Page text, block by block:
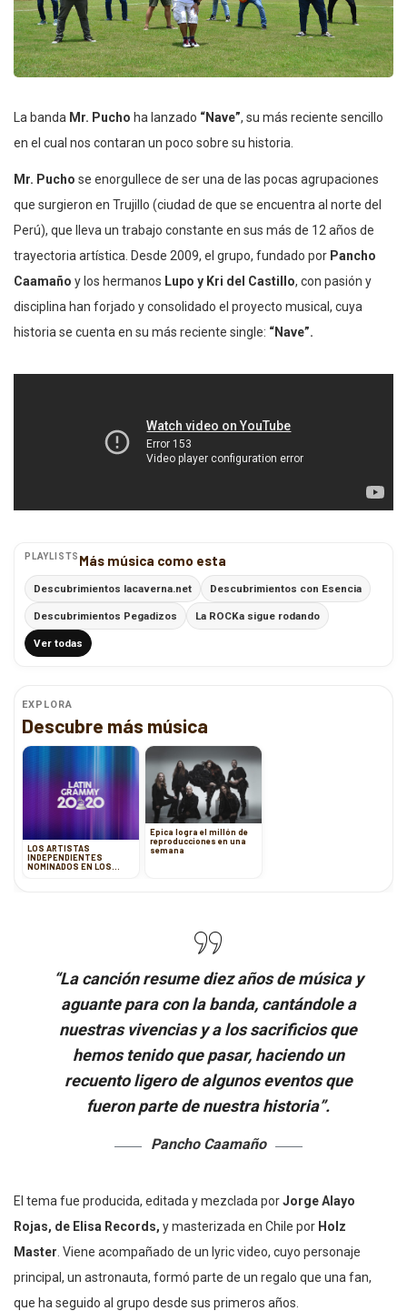
La banda Mr. Pucho ha lanzado “Nave”, su más reciente sencillo
en el cual nos contaran un poco sobre su historia.
Mr. Pucho se enorgullece de ser una de las pocas agrupaciones
que surgieron en Trujillo (ciudad de que se encuentra al norte del
Perú), que lleva un trabajo constante en sus más de 12 años de
trayectoria artística. Desde 2009, el grupo, fundado por Pancho
Caamaño y los hermanos Lupo y Kri del Castillo, con pasión y
disciplina han forjado y consolidado el proyecto musical, cuya
historia se cuenta en su más reciente single: “Nave”.
PLAYLISTS Más música como esta
Descubrimientos lacaverna.net Descubrimientos con Esencia
Descubrimientos Pegadizos La ROCKa sigue rodando
Ver todas
EXPLORA
Descubre más música
LOS ARTISTAS
INDEPENDIENTES
NOMINADOS EN LOS
Epica logra el millón de
reproducciones en una
semana
“La canción resume diez años de música y
aguante para con la banda, cantándole a
nuestras vivencias y a los sacrificios que
hemos tenido que pasar, haciendo un
recuento ligero de algunos eventos que
fueron parte de nuestra historia”.
Pancho Caamaño
El tema fue producida, editada y mezclada porJorge Alayo
Rojas, de Elisa Records, y masterizada en Chile por Holz
Master . Viene acompañado de un lyric video, cuyo personaje
principal, un astronauta, formó parte de un regalo que una fan,
que ha seguido al grupo desde sus primeros años.